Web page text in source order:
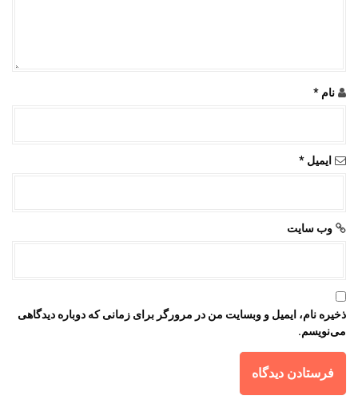
نام *
ایمیل *
وب‌ سایت
ذخیره نام، ایمیل و وبسایت من در مرورگر برای زمانی که دوباره دیدگاهی
می‌نویسم.